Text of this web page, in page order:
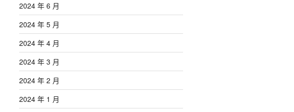
2024 年 6 月
2024 年 5 月
2024 年 4 月
2024 年 3 月
2024 年 2 月
2024 年 1 月